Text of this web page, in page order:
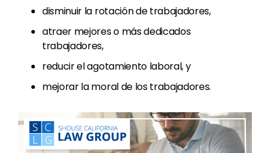
disminuir la rotación de trabajadores,
atraer mejores o más dedicados
trabajadores,
reducir el agotamiento laboral, y
mejorar la moral de los trabajadores.